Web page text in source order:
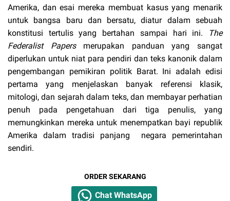
Amerika, dan esai mereka membuat kasus yang menarik
untuk bangsa baru dan bersatu, diatur dalam sebuah
konstitusi tertulis yang bertahan sampai hari ini.
The
Federalist Papersmerupakan panduan yang sangat
diperlukan untuk niat para pendiri dan teks kanonik dalam
pengembangan pemikiran politik Barat. Ini adalah edisi
pertama yang menjelaskan banyak referensi klasik,
mitologi, dan sejarah dalam teks, dan membayar perhatian
penuh pada pengetahuan dari tiga penulis, yang
memungkinkan mereka untuk menempatkan bayi republik
Amerika dalam tradisi panjang negara pemerintahan
sendiri.
ORDER SEKARANG
Chat WhatsApp